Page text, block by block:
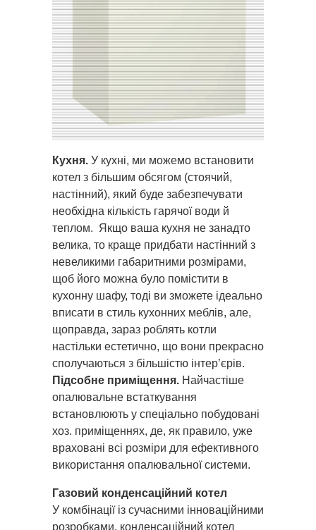
Кухня. У кухні, ми можемо встановити
котел з більшим обсягом (стоячий,
настінний), який буде забезпечувати
необхідна кількість гарячої води й
теплом. Якщо ваша кухня не занадто
велика, то краще придбати настінний з
невеликими габаритними розмірами,
щоб його можна було помістити в
кухонну шафу, тоді ви зможете ідеально
вписати в стиль кухонних меблів, але,
щоправда, зараз роблять котли
настільки естетично, що вони прекрасно
сполучаються з більшістю інтер’єрів.
Підсобне приміщення. Найчастіше
опалювальне встаткування
встановлюють у спеціально побудовані
хоз. приміщеннях, де, як правило, уже
враховані всі розміри для ефективного
використання опалювальної системи.
Газовий конденсаційний котел
У комбінації із сучасними інноваційними
розробками, конденсаційний котел